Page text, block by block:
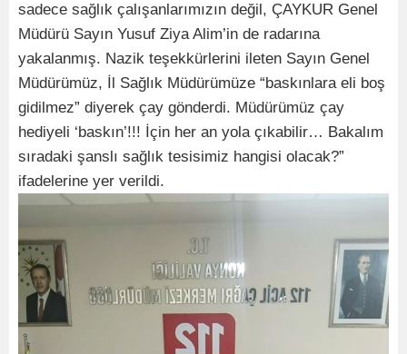
sadece sağlık çalışanlarımızın değil, ÇAYKUR Genel
Müdürü Sayın Yusuf Ziya Alim’in de radarına
yakalanmış. Nazik teşekkürlerini ileten Sayın Genel
Müdürümüz, İl Sağlık Müdürümüze “baskınlara eli boş
gidilmez” diyerek çay gönderdi. Müdürümüz çay
hediyeli ‘baskın’!!! İçin her an yola çıkabilir… Bakalım
sıradaki şanslı sağlık tesisimiz hangisi olacak?”
ifadelerine yer verildi.